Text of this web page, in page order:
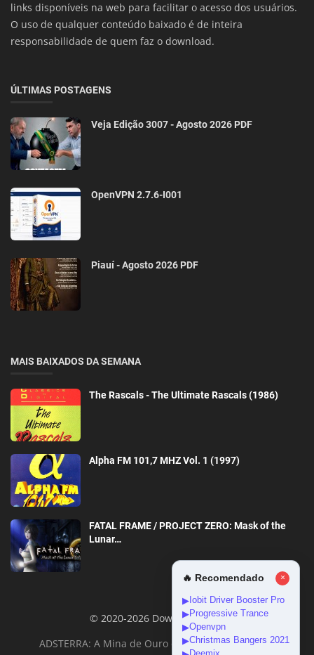
links disponíveis na web para facilitar o acesso dos usuários.
O uso de qualquer conteúdo baixado é de inteira
responsabilidade de quem faz o download.
ÚLTIMAS POSTAGENS
Veja Edição 3007 - Agosto 2026 PDF
OpenVPN 2.7.6-I001
Piauí - Agosto 2026 PDF
MAIS BAIXADOS DA SEMANA
The Rascals - The Ultimate Rascals (1986)
Alpha FM 101,7 MHZ Vol. 1 (1997)
FATAL FRAME / PROJECT ZERO: Mask of the
Lunar…
© 2020-2026 DownloadGeral
ADSTERRA: A Mina de Ouro da Monetização Online
🔥 Recomendado ×
▶ Iobit Driver Booster Pro
▶Progressive Trance
▶Openvpn
▶Christmas Bangers 2021